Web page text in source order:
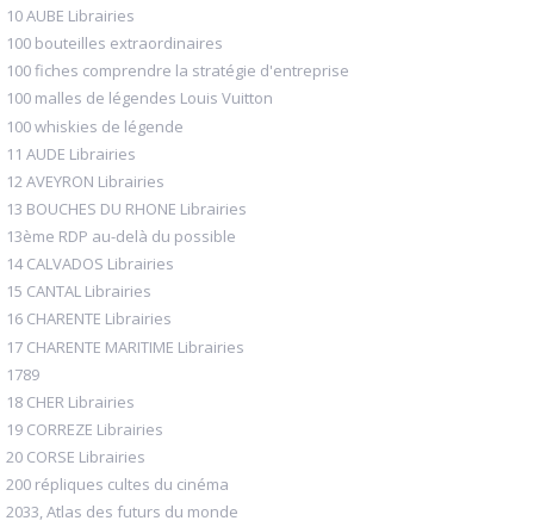
10 AUBE Librairies
100 bouteilles extraordinaires
100 fiches comprendre la stratégie d'entreprise
100 malles de légendes Louis Vuitton
100 whiskies de légende
11 AUDE Librairies
12 AVEYRON Librairies
13 BOUCHES DU RHONE Librairies
13ème RDP au-delà du possible
14 CALVADOS Librairies
15 CANTAL Librairies
16 CHARENTE Librairies
17 CHARENTE MARITIME Librairies
1789
18 CHER Librairies
19 CORREZE Librairies
20 CORSE Librairies
200 répliques cultes du cinéma
2033, Atlas des futurs du monde